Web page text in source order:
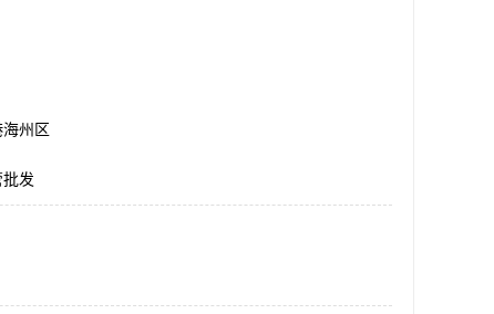
海州区
发